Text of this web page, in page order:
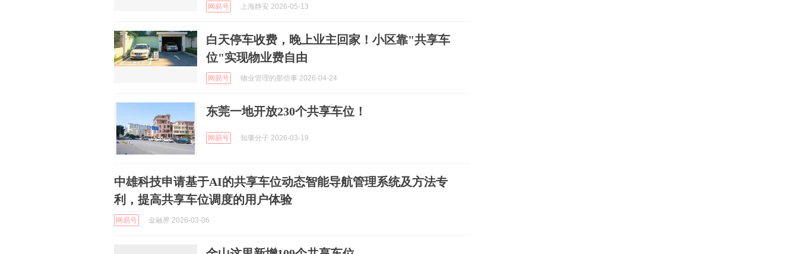
网易号 上海静安 2026-05-13
白天停车收费，晚上业主回家！小区靠"共享车
位"实现物业费自由
网易号 物业管理的那些事 2026-04-24
东莞一地开放230个共享车位！
网易号 知肇分子 2026-03-19
中雄科技申请基于AI的共享车位动态智能导航管理系统及方法专
利，提高共享车位调度的用户体验
网易号 金融界 2026-03-06